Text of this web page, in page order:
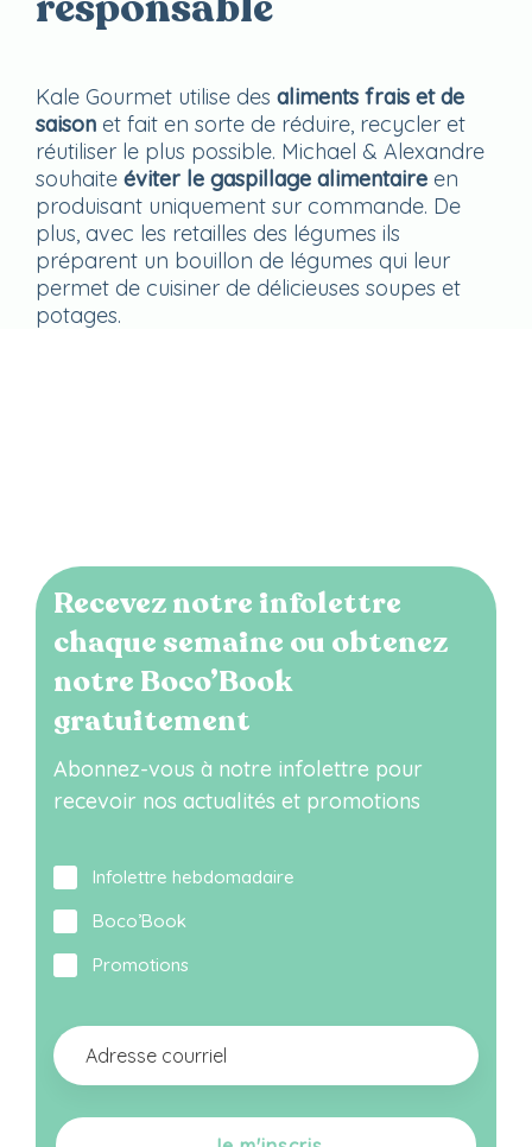
Kale Gourmet utilise des aliments frais et de
saison et fait en sorte de réduire, recycler et
réutiliser le plus possible. Michael & Alexandre
souhaite éviter le gaspillage alimentaire en
produisant uniquement sur commande. De
plus, avec les retailles des légumes ils
préparent un bouillon de légumes qui leur
permet de cuisiner de délicieuses soupes et
potages.
Recevez notre infolettre
chaque semaine ou obtenez
notre Boco’Book
gratuitement
Abonnez-vous à notre infolettre pour
recevoir nos actualités et promotions
Infolettre hebdomadaire
Boco’Book
Promotions